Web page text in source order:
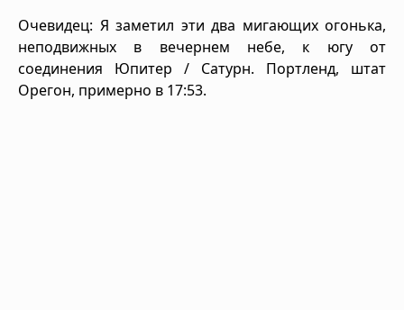
Очевидец: Я заметил эти два мигающих огонька,
неподвижных в вечернем небе, к югу от
соединения Юпитер / Сатурн. Портленд, штат
Орегон, примерно в 17:53.